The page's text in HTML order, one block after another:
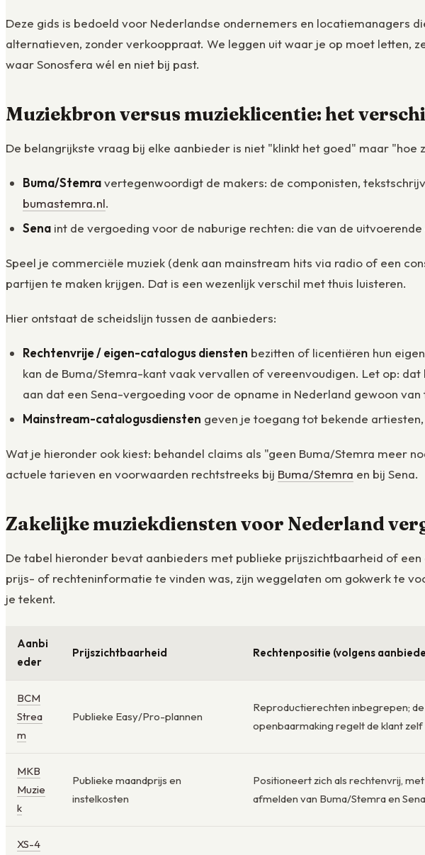
Deze gids is bedoeld voor Nederlandse ondernemers en locatiemanagers
alternatieven, zonder verkooppraat. We leggen uit waar je op moet letten,
waar Sonosfera wél en niet bij past.
Muziekbron versus muzieklicentie: het
De belangrijkste vraag bij elke aanbieder is niet "klinkt het goed" maar
Buma/Stemravertegenwoordigt de makers: de componisten,
bumastemra.nl.
Sena int de vergoeding voor de naburige rechten: die van de
Speel je commerciële muziek (denk aan mainstream hits via radio of een
partijen te maken krijgen. Dat is een wezenlijk verschil met thuis luisteren.
Hier ontstaat de scheidslijn tussen de aanbieders:
Rechtenvrije / eigen-catalogus diensten bezitten of licentiëren hun
kan de Buma/Stemra-kant vaak vervallen of vereenvoudigen. Let op:
aan dat een Sena-vergoeding voor de opname in Nederland gewoon van
Mainstream-catalogusdiensten geven je toegang tot bekende
Wat je hieronder ook kiest: behandel claims als "geen Buma/Stemra meer
actuele tarieven en voorwaarden rechtstreeks bij Buma/Stemra en bij Sena.
Zakelijke muziekdiensten voor Nederland
De tabel hieronder bevat aanbieders met publieke prijszichtbaarheid of
prijs- of rechteninformatie te vinden was, zijn weggelaten om gokwerk te
je tekent.
Aanbi
eder
Prijszichtbaarheid Rechtenpositie (volgens
BCM
Strea
m
Publieke Easy/Pro-plannen
Reproductierechten inbegrepen;
openbaarmaking regelt de klant zelf
MKB
Muzie
k
Publieke maandprijs en
instelkosten
Positioneert zich als rechtenvrij,
afmelden van Buma/Stemra en Sena
XS-4